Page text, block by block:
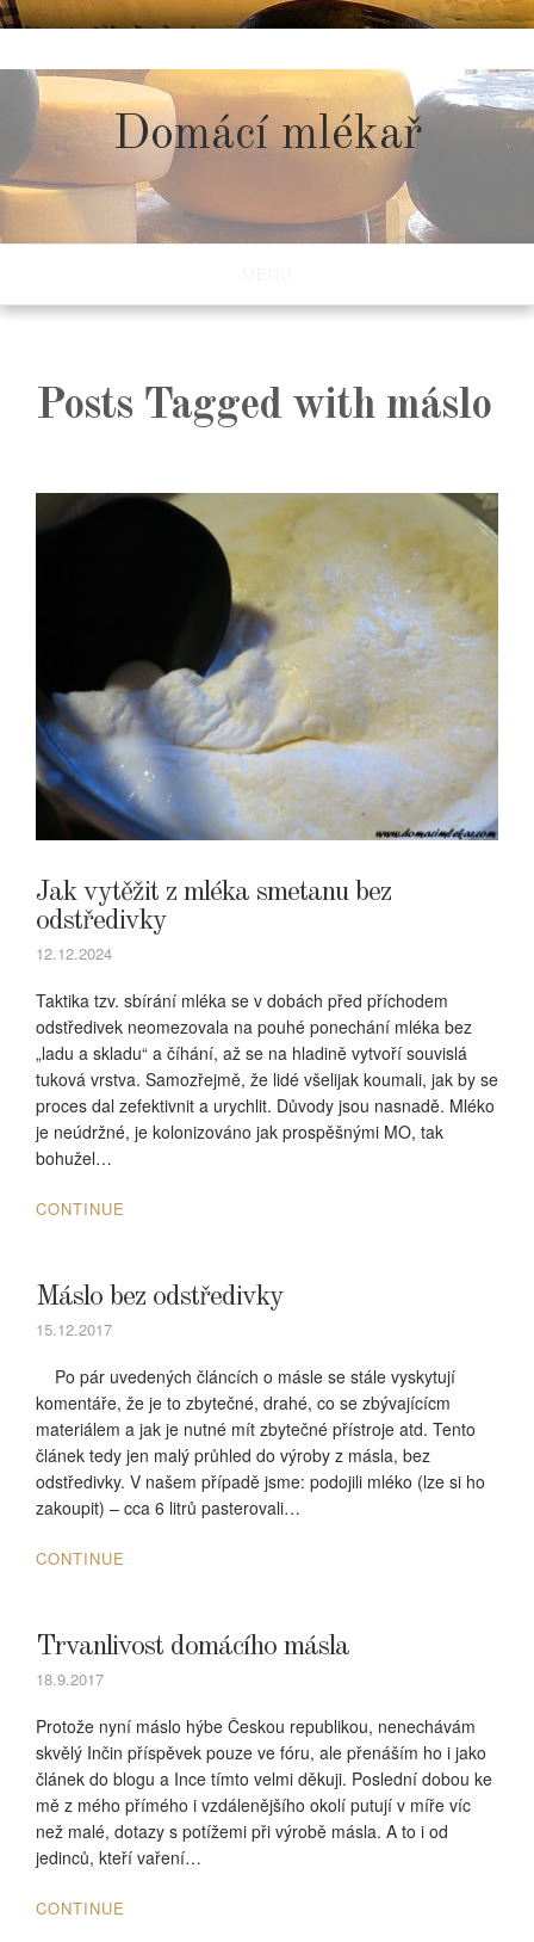
to
content
Domácí mlékař
Posts Tagged with máslo
Jak vytěžit z mléka smetanu bez
odstředivky
12.12.2024
Taktika tzv. sbírání mléka se v dobách před příchodem
odstředivek neomezovala na pouhé ponechání mléka bez
„ladu a skladu“ a číhání, až se na hladině vytvoří souvislá
tuková vrstva. Samozřejmě, že lidé všelijak koumali, jak by se
proces dal zefektivnit a urychlit. Důvody jsou nasnadě. Mléko
je neúdržné, je kolonizováno jak prospěšnými MO, tak
bohužel…
CONTINUE
Máslo bez odstředivky
15.12.2017
Po pár uvedených článcích o másle se stále vyskytují
komentáře, že je to zbytečné, drahé, co se zbývajícícm
materiálem a jak je nutné mít zbytečné přístroje atd. Tento
článek tedy jen malý průhled do výroby z másla, bez
odstředivky. V našem případě jsme: podojili mléko (lze si ho
zakoupit) – cca 6 litrů pasterovali…
CONTINUE
Trvanlivost domácího másla
18.9.2017
Protože nyní máslo hýbe Českou republikou, nenechávám
skvělý Inčin příspěvek pouze ve fóru, ale přenáším ho i jako
článek do blogu a Ince tímto velmi děkuji. Poslední dobou ke
mě z mého přímého i vzdálenějšího okolí putují v míře víc
než malé, dotazy s potížemi při výrobě másla. A to i od
jedinců, kteří vaření…
CONTINUE